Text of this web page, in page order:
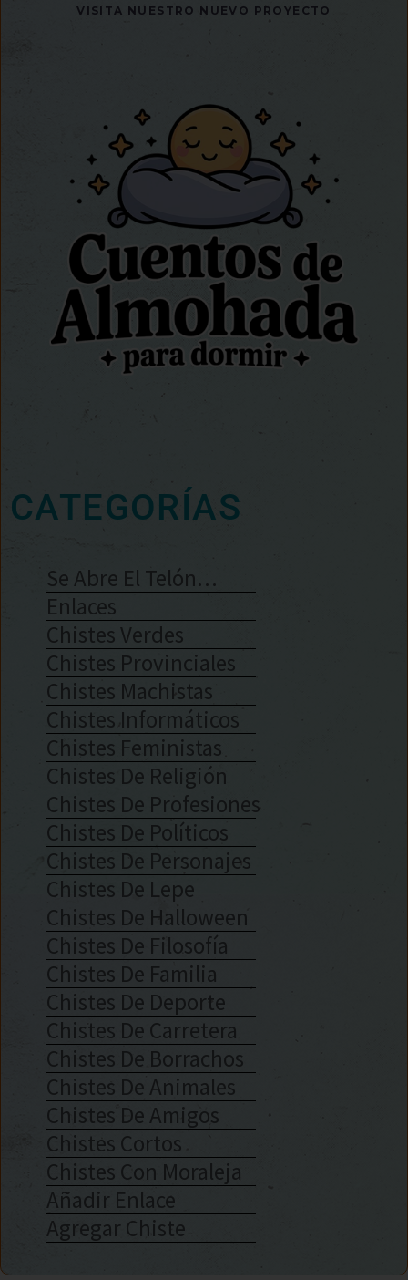
VISITA NUESTRO NUEVO PROYECTO
CATEGORÍAS
Se Abre El Telón…
Enlaces
Chistes Verdes
Chistes Provinciales
Chistes Machistas
Chistes Informáticos
Chistes Feministas
Chistes De Religión
Chistes De Profesiones
Chistes De Políticos
Chistes De Personajes
Chistes De Lepe
Chistes De Halloween
Chistes De Filosofía
Chistes De Familia
Chistes De Deporte
Chistes De Carretera
Chistes De Borrachos
Chistes De Animales
Chistes De Amigos
Chistes Cortos
Chistes Con Moraleja
Añadir Enlace
Agregar Chiste